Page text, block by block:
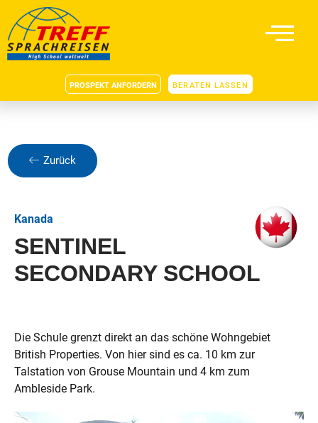
PROSPEKT ANFORDERN BERATEN LASSEN
Zurück
Kanada
SENTINEL
SECONDARY SCHOOL
Die Schule grenzt direkt an das schöne Wohngebiet
British Properties. Von hier sind es ca. 10 km zur
Talstation von Grouse Mountain und 4 km zum
Ambleside Park.